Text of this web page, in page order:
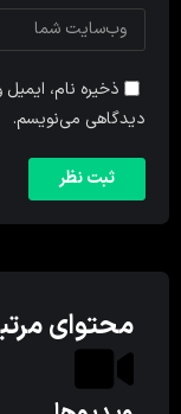
ذخیره نام،
دیدگاهی می‌نویسم.
محتوای